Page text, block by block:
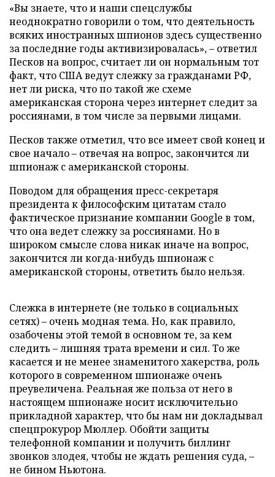
«Вы знаете, что и наши спецслужбы
неоднократно говорили о том, что деятельность
всяких иностранных шпионов здесь существенно
за последние годы активизировалась», – ответил
Песков на вопрос, считает ли он нормальным тот
факт, что США ведут слежку за гражданами РФ,
нет ли риска, что по такой же схеме
американская сторона через интернет следит за
россиянами, в том числе за первыми лицами.
Песков также отметил, что все имеет свой конец и
свое начало – отвечая на вопрос, закончится ли
шпионаж с американской стороны.
Поводом для обращения пресс-секретаря
президента к философским цитатам стало
фактическое признание компании Google в том,
что она ведет слежку за россиянами. Но в
широком смысле слова никак иначе на вопрос,
закончится ли когда-нибудь шпионаж с
американской стороны, ответить было нельзя.
Слежка в интернете (не только в социальных
сетях) – очень модная тема. Но, как правило,
озабочены этой темой в основном те, за кем
следить – лишняя трата времени и сил. То же
касается и не менее знаменитого хакерства, роль
которого в современном шпионаже очень
преувеличена. Реальная же польза от него в
настоящем шпионаже носит исключительно
прикладной характер, что бы нам ни докладывал
спецпрокурор Мюллер. Обойти защиты
телефонной компании и получить биллинг
звонков злодея, чтобы не ждать решения суда, –
не бином Ньютона.